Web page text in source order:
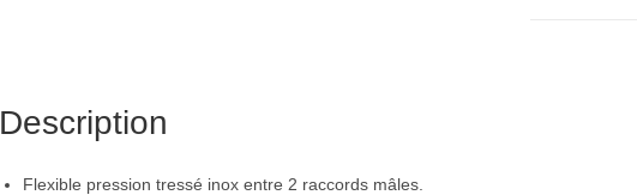
Description
Flexible pression tressé inox entre 2 raccords mâles.